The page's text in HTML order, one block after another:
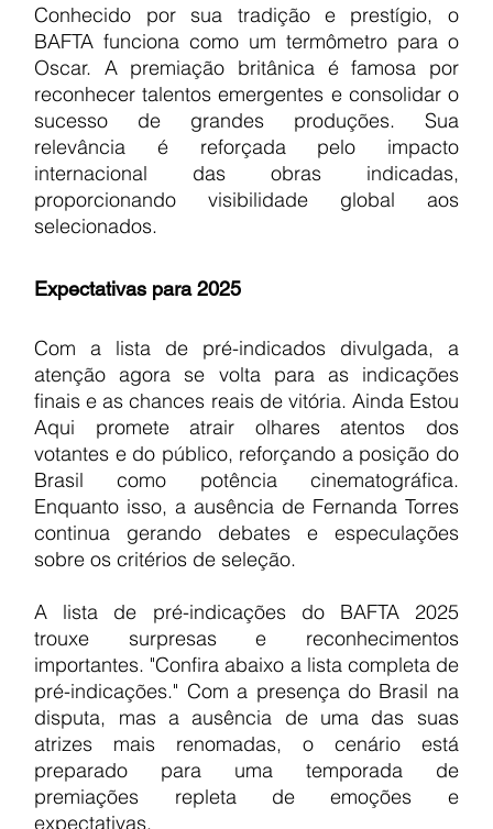
Conhecido por sua tradição e prestígio, o
BAFTA funciona como um termômetro para o
Oscar. A premiação britânica é famosa por
reconhecer talentos emergentes e consolidar o
sucesso de grandes produções. Sua
relevância é reforçada pelo impacto
internacional das obras indicadas,
proporcionando visibilidade global aos
selecionados.
Expectativas para 2025
Com a lista de pré-indicados divulgada, a
atenção agora se volta para as indicações
finais e as chances reais de vitória. Ainda Estou
Aqui promete atrair olhares atentos dos
votantes e do público, reforçando a posição do
Brasil como potência cinematográfica.
Enquanto isso, a ausência de Fernanda Torres
continua gerando debates e especulações
sobre os critérios de seleção.
A lista de pré-indicações do BAFTA 2025
trouxe surpresas e reconhecimentos
importantes. "Confira abaixo a lista completa de
pré-indicações." Com a presença do Brasil na
disputa, mas a ausência de uma das suas
atrizes mais renomadas, o cenário está
preparado para uma temporada de
premiações repleta de emoções e
expectativas.